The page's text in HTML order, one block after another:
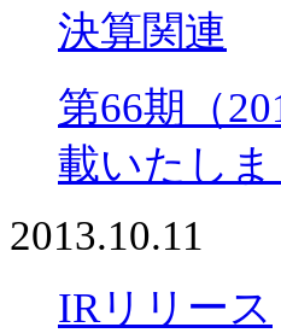
決算関連
第66期（
載いたしま
2013.10.11
IRリリース